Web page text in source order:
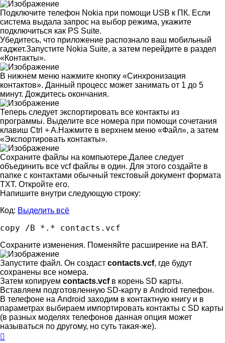
Подключите телефон Nokia при помощи USB к ПК. Если
система выдала запрос на выбор режима, укажите
подключиться как PS Suite.
Убедитесь, что приложение распознало ваш мобильный
гаджет.Запустите Nokia Suite, а затем перейдите в раздел
«Контакты».
В нижнем меню нажмите кнопку «Синхронизация
контактов». Данный процесс может занимать от 1 до 5
минут. Дождитесь окончания.
Теперь следует экспортировать все контакты из
программы. Выделите все номера при помощи сочетания
клавиш Ctrl + A.Нажмите в верхнем меню «Файл», а затем
«Экспортировать контакты».
Сохраните файлы на компьютере.Далее следует
объединить все vcf файлы в один. Для этого создайте в
папке с контактами обычный текстовый документ формата
TXT. Откройте его.
Напишите внутри следующую строку:
Код: Выделить всё
copy /B *.* contacts.vcf
Сохраните изменения. Поменяйте расширение на BAT.
Запустите файл. Он создаст contacts.vcf, где будут
сохранены все номера.
Затем копируем contacts.vcfв корень SD карты.
Вставляем подготовленную SD-карту в Android телефон.
В телефоне на Android заходим в контактную книгу и в
параметрах выбираем импортировать контакты с SD карты
(в разных моделях телефонов данная опция может
называться по другому, но суть такая-же).